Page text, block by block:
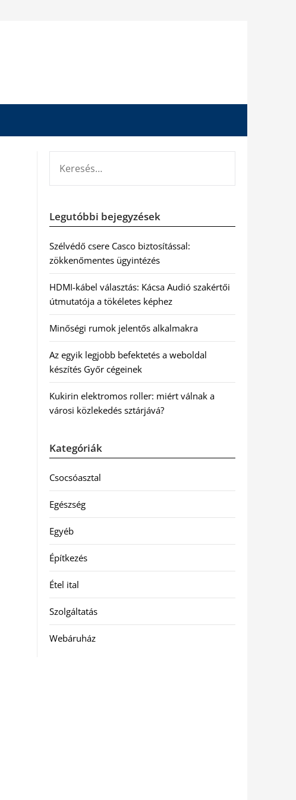
Legutóbbi bejegyzések
Szélvédő csere Casco biztosítással:
zökkenőmentes ügyintézés
HDMI-kábel választás: Kácsa Audió szakértői
útmutatója a tökéletes képhez
Minőségi rumok jelentős alkalmakra
Az egyik legjobb befektetés a weboldal
készítés Győr cégeinek
Kukirin elektromos roller: miért válnak a
városi közlekedés sztárjává?
Kategóriák
Csocsóasztal
Egészség
Egyéb
Építkezés
Étel ital
Szolgáltatás
Webáruház